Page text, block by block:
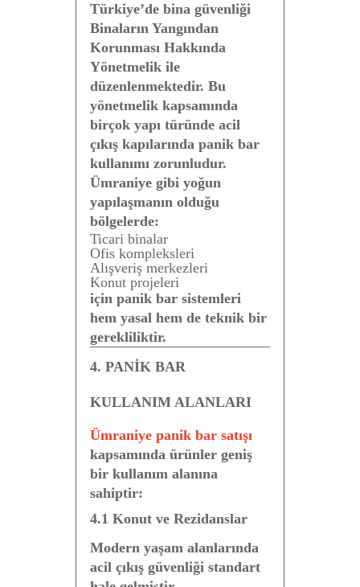
Türkiye’de bina güvenliği
Binaların Yangından
Korunması Hakkında
Yönetmelik ile
düzenlenmektedir. Bu
yönetmelik kapsamında
birçok yapı türünde acil
çıkış kapılarında panik bar
kullanımı zorunludur.
Ümraniye gibi yoğun
yapılaşmanın olduğu
bölgelerde:
Ticari binalar
Ofis kompleksleri
Alışveriş merkezleri
Konut projeleri
için panik bar sistemleri
hem yasal hem de teknik bir
gerekliliktir.
4. PANİK BAR
KULLANIM ALANLARI
Ümraniye panik bar satışı
kapsamında ürünler geniş
bir kullanım alanına
sahiptir:
4.1 Konut ve Rezidanslar
Modern yaşam alanlarında
acil çıkış güvenliği standart